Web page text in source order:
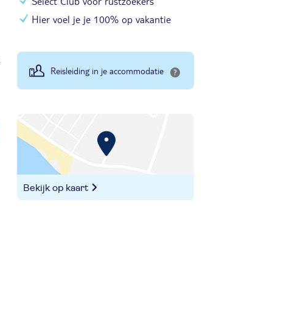
Hier voel je je 100% op vakantie
Reisleiding in je accommodatie
Bekijk op kaart